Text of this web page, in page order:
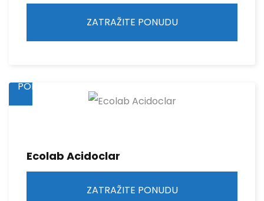
ZATRAŽITE PONUDU
PONUDU
Ecolab Acidoclar
ZATRAŽITE PONUDU